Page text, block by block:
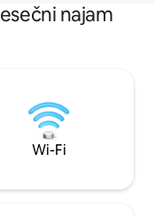
najam
Wi-Fi